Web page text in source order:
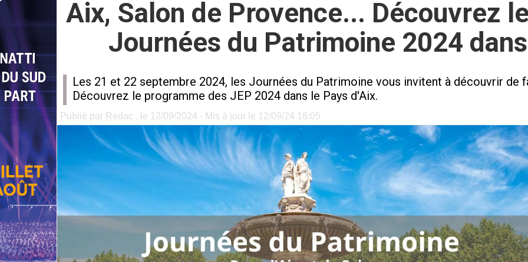
Aix, Salon de Provence... Découvrez
Journées du Patrimoine 2024
Les 21 et 22 septembre 2024, les Journées du Patrimoine vous invitent à découvrir
Découvrez le programme des JEP 2024 dans le Pays d'Aix.
Publié par Redac . le 12/09/2024 - Mis à jour le 12/09/24 18:05